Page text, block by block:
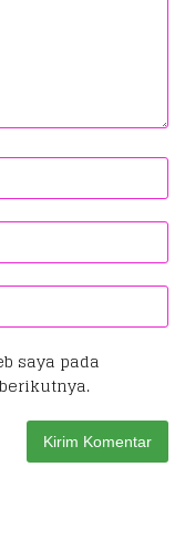
saya pada